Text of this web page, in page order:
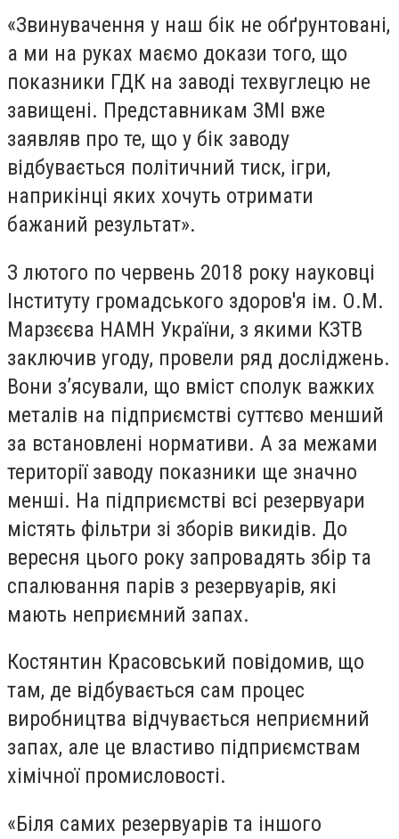
«Звинувачення у наш бік не обґрунтовані,
а ми на руках маємо докази того, що
показники ГДК на заводі техвуглецю не
завищені. Представникам ЗМІ вже
заявляв про те, що у бік заводу
відбувається політичний тиск, ігри,
наприкінці яких хочуть отримати
бажаний результат».
З лютого по червень 2018 року науковці
Інституту громадського здоров'я ім. О.М.
Марзєєва НАМН України, з якими КЗТВ
заключив угоду, провели ряд досліджень.
Вони з’ясували, що вміст сполук важких
металів на підприємстві суттєво менший
за встановлені нормативи. А за межами
території заводу показники ще значно
менші. На підприємстві всі резервуари
містять фільтри зі зборів викидів. До
вересня цього року запровадять збір та
спалювання парів з резервуарів, які
мають неприємний запах.
Костянтин Красовський повідомив, що
там, де відбувається сам процес
виробництва відчувається неприємний
запах, але це властиво підприємствам
хімічної промисловості.
«Біля самих резервуарів та іншого